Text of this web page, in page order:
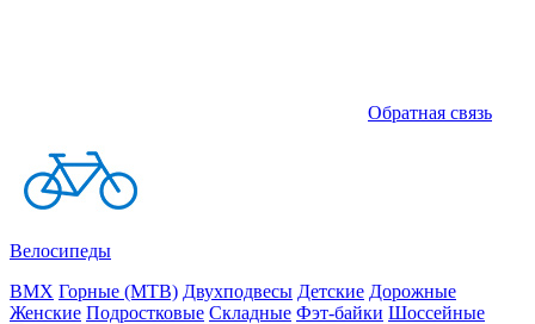
Обратная связь
Велосипеды
BMX Горные (MTB) Двухподвесы Детские Дорожные
Женские Подростковые Складные Фэт-байки Шоссейные